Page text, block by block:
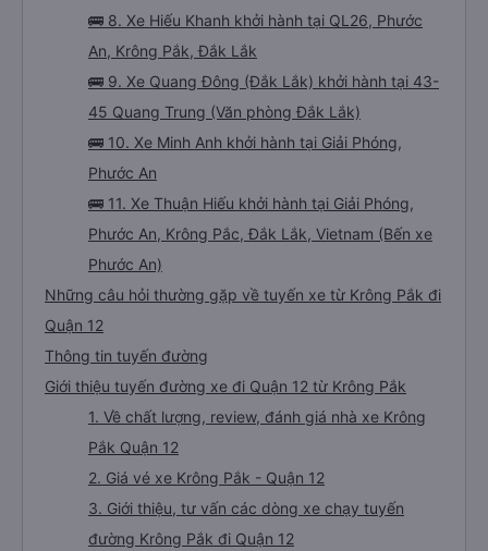
🚌 8. Xe Hiếu Khanh khởi hành tại QL26, Phước
An, Krông Pắk, Đắk Lắk
🚌 9. Xe Quang Đông (Đắk Lắk) khởi hành tại 43-
45 Quang Trung (Văn phòng Đắk Lắk)
🚌 10. Xe Minh Anh khởi hành tại Giải Phóng,
Phước An
🚌 11. Xe Thuận Hiếu khởi hành tại Giải Phóng,
Phước An, Krông Pắc, Đắk Lắk, Vietnam (Bến xe
Phước An)
Những câu hỏi thường gặp về tuyến xe từ Krông Pắk đi
Quận 12
Thông tin tuyến đường
Giới thiệu tuyến đường xe đi Quận 12 từ Krông Pắk
1. Về chất lượng, review, đánh giá nhà xe Krông
Pắk Quận 12
2. Giá vé xe Krông Pắk - Quận 12
3. Giới thiệu, tư vấn các dòng xe chạy tuyến
đường Krông Pắk đi Quận 12